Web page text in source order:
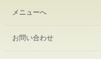
メニューへ
お問い合わせ